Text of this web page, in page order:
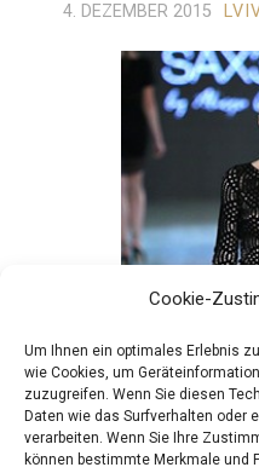
Cookie-
Um Ihnen ein optimales Erlebnis
wie Cookies, um
zuzugreifen. Wenn Sie diesen
Daten wie das Surfverhalten oder
verarbeiten. Wenn Sie Ihre
können bestimmte Merkmale und
4. DEZEMBER 2015